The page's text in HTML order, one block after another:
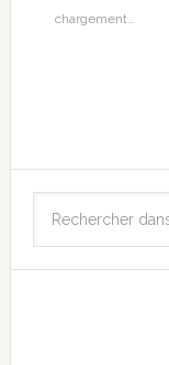
chargement…